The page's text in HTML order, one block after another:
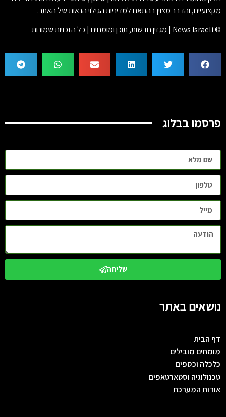
מקצועיים, והדבר מצוין בהתאם למדיניות הגילוי הנאות של האתר.
© News Israeli | מגזין חדשות, תוכן ומומחים | כל הזכויות שמורות
פרסמו בבלוג
שליחה
נושאים באתר
דף הבית
מומחים מובילים
כלכלה וכספים
טכנולוגיה וסטארטאפים
אודות המערכת